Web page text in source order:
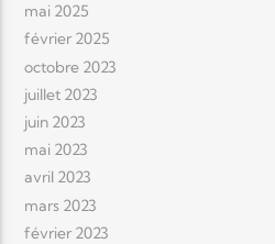
mai 2025
février 2025
octobre 2023
juillet 2023
juin 2023
mai 2023
avril 2023
mars 2023
février 2023